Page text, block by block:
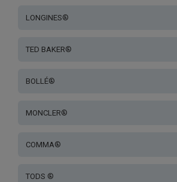
LONGINES®
TED BAKER®
BOLLÉ®
MONCLER®
COMMA®
TODS ®